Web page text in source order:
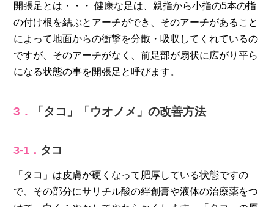
開張足とは・・・ 健康な足は、親指から小指の5本の指
の付け根を結ぶとアーチができ、そのアーチがあること
によって地面からの衝撃を分散・吸収してくれているの
ですが、そのアーチがなく、前足部が扇状に広がり平ら
になる状態の事を開張足と呼びます。
3． 「タコ」「ウオノメ」の改善方法
3-1． タコ
「タコ」は皮膚が硬くなって肥厚している状態ですの
で、その部分にサリチル酸の絆創膏や液体の治療薬をつ